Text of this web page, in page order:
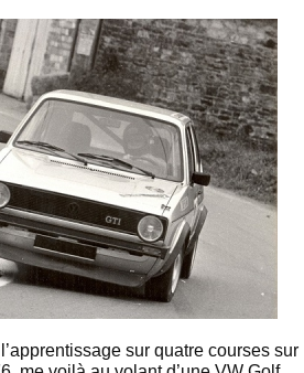
sur quatre courses sur